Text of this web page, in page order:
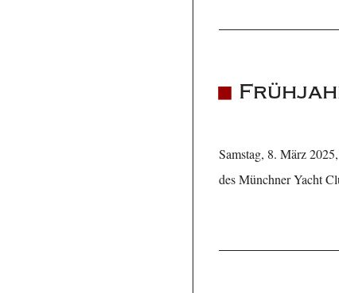
Samstag, 8. März
des Münchner Yacht